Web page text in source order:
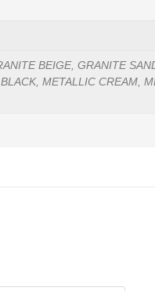
BEIGE, GRANITE
METALLIC CREAM,